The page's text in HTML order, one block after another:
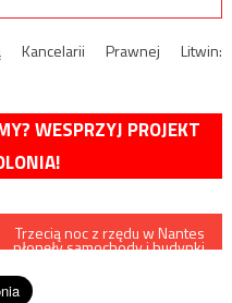
Prawnej Litwin:
WESPRZYJ PROJEKT
Trzecią noc z rzędu w Nantes
płonęły samochody i budynki